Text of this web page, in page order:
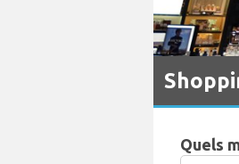
Quels